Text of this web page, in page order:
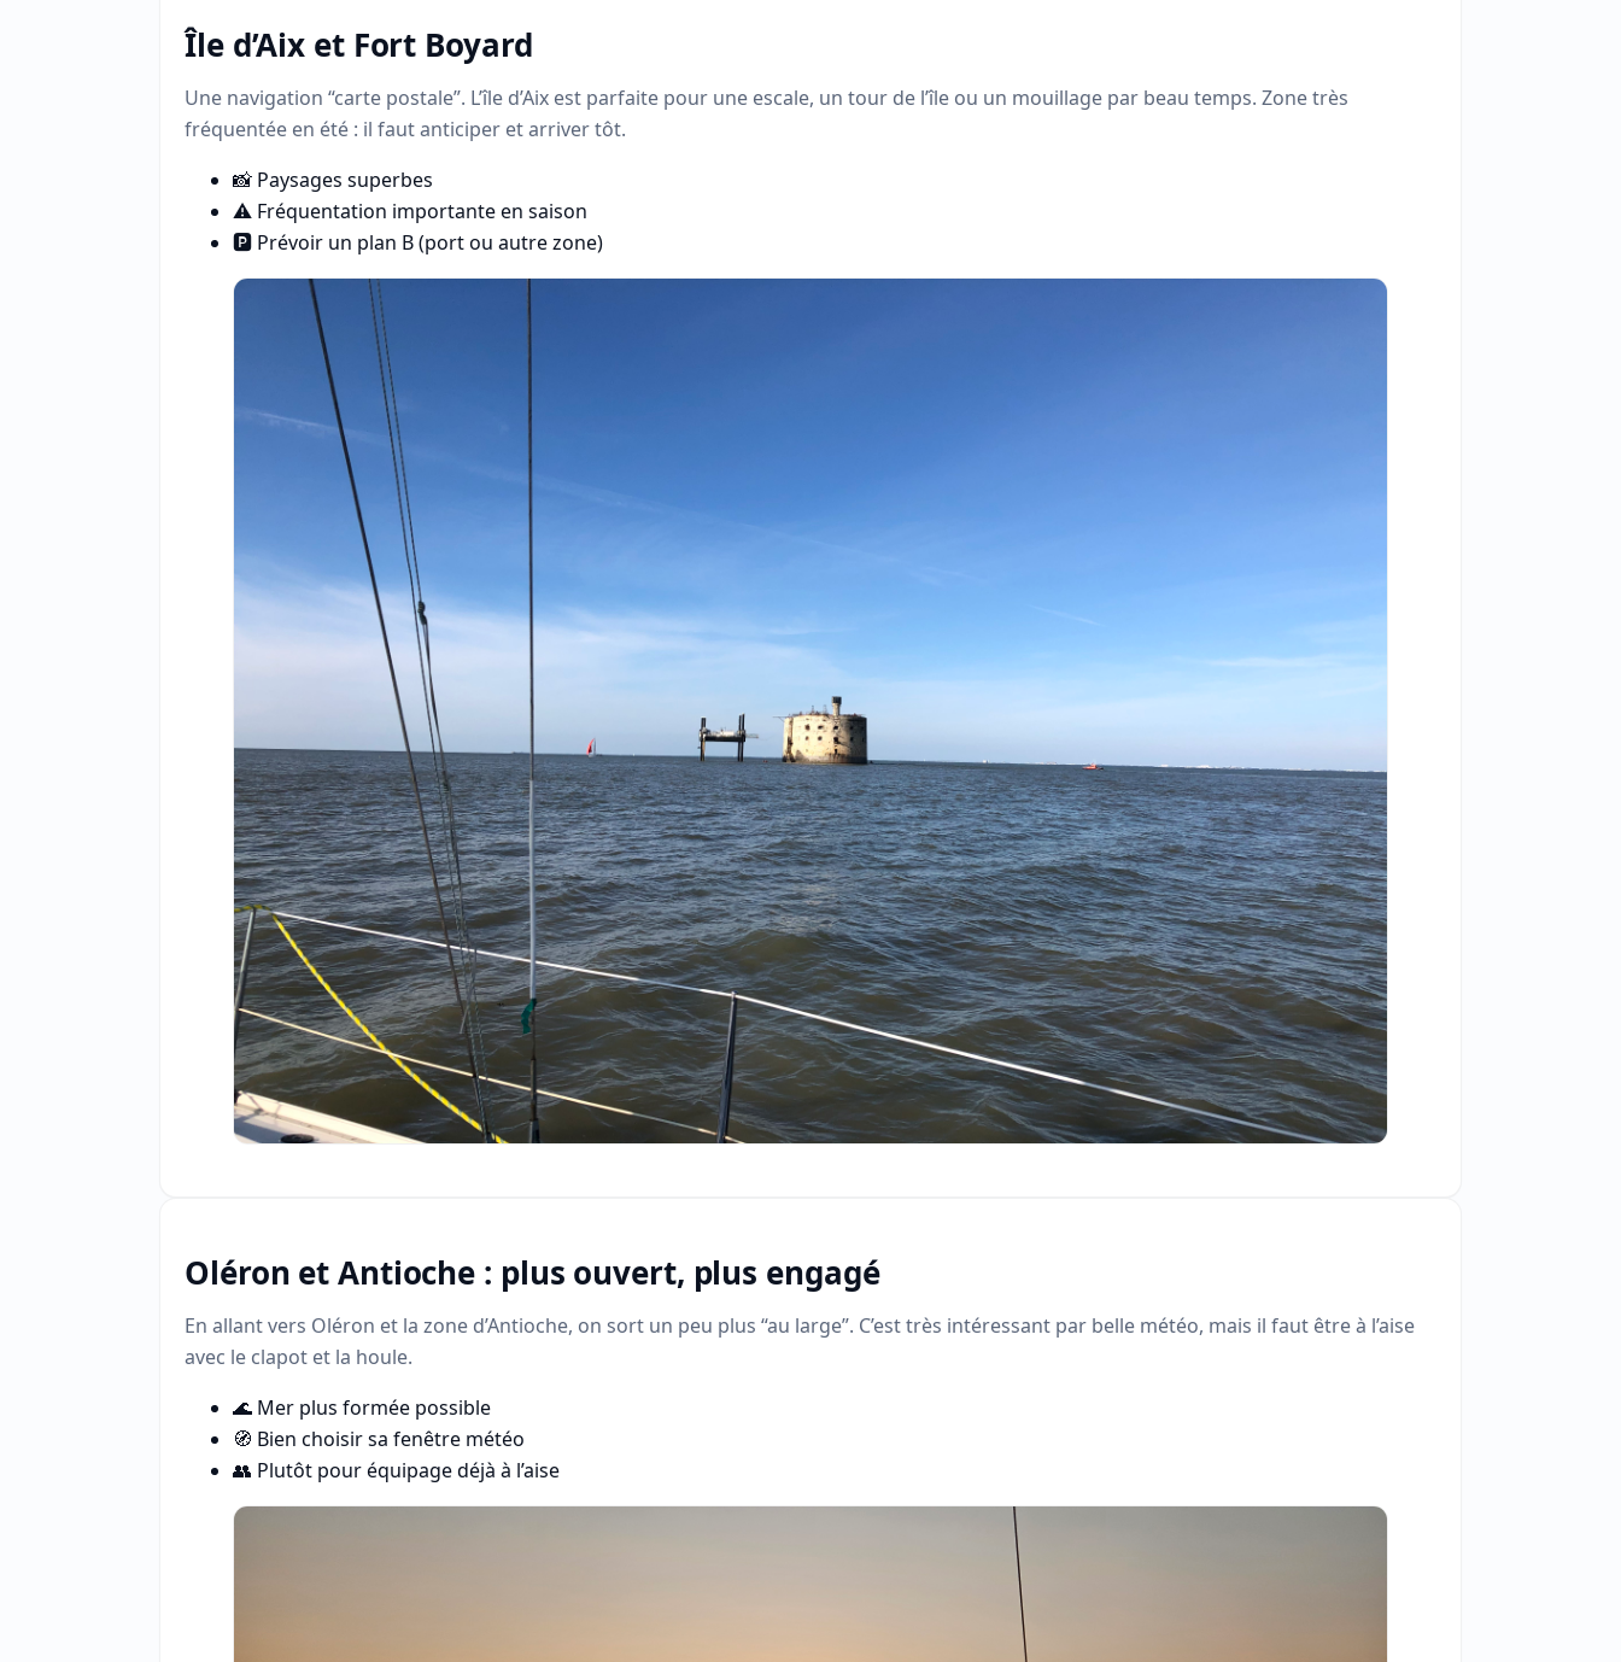
Île d’Aix et Fort Boyard
Une navigation “carte postale”. L’île d’Aix est parfaite pour une escale, un tour de l’île ou un mouillage par beau temps. Zone très
fréquentée en été : il faut anticiper et arriver tôt.
📸 Paysages superbes
⚠️ Fréquentation importante en saison
🅿️ Prévoir un plan B (port ou autre zone)
Oléron et Antioche : plus ouvert, plus engagé
En allant vers Oléron et la zone d’Antioche, on sort un peu plus “au large”. C’est très intéressant par belle météo, mais il faut être à l’aise
avec le clapot et la houle.
🌊 Mer plus formée possible
🧭 Bien choisir sa fenêtre météo
👥 Plutôt pour équipage déjà à l’aise